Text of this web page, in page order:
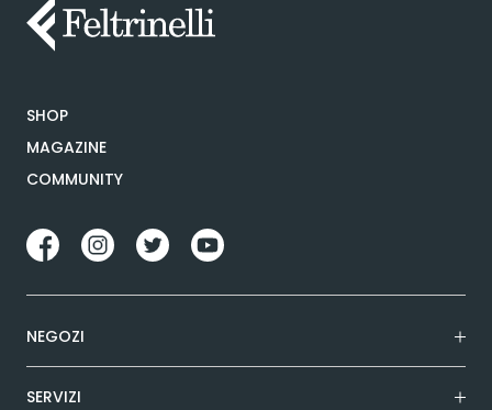
SHOP
MAGAZINE
COMMUNITY
NEGOZI
SERVIZI